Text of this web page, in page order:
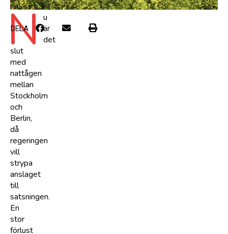
Foto:SJ
N u
är
det
slut
med
nattågen
mellan
Stockholm
och
Berlin,
då
regeringen
vill
strypa
anslaget
till
satsningen.
En
stor
förlust
DELA